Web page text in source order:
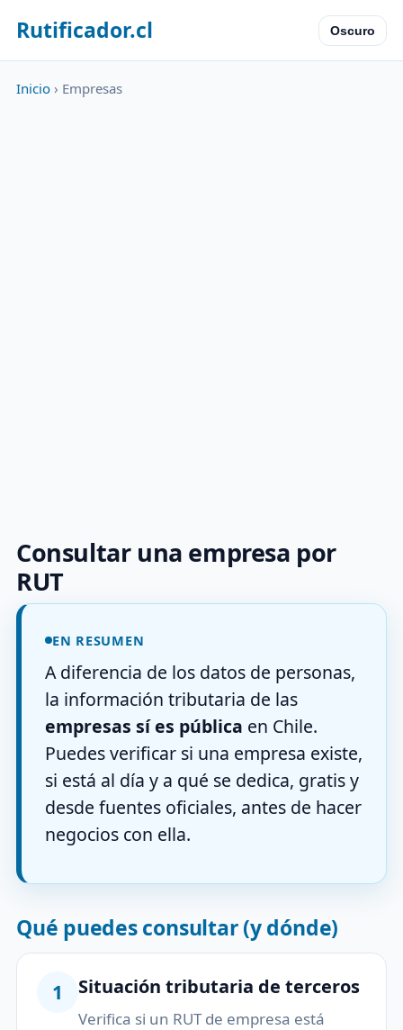
Rutificador.cl Oscuro
Inicio › Empresas
Consultar una empresa por
RUT
EN RESUMEN
A diferencia de los datos de personas,
la información tributaria de las
empresas sí es pública en Chile.
Puedes verificar si una empresa existe,
si está al día y a qué se dedica, gratis y
desde fuentes oficiales, antes de hacer
negocios con ella.
Qué puedes consultar (y dónde)
1 Situación tributaria de terceros
Verifica si un RUT de empresa está